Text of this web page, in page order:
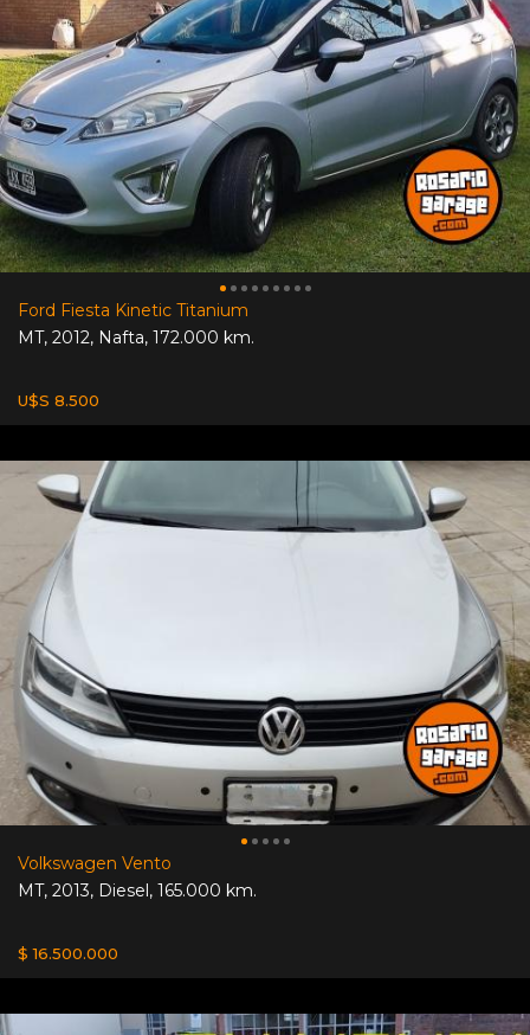
Ford Fiesta Kinetic Titanium
MT, 2012, Nafta, 172.000 km.
U$S 8.500
Volkswagen Vento
MT, 2013, Diesel, 165.000 km.
$ 16.500.000